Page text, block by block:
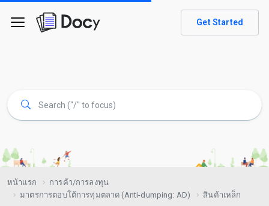
Get Started
หน้าแรก
การค้า/การลงทุน
มาตรการตอบโต้การทุ่มตลาด (Anti-dumping: AD)
สินค้าเหล็ก